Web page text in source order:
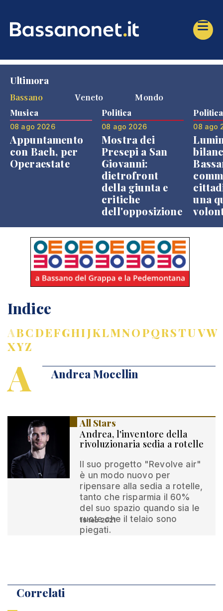
Ultimora
Bassano
Veneto Mondo
Musica
08 ago 2026
Appuntamento
con Bach, per
Operaestate
Politica
08 ago 2026
Mostra dei
Presepi a San
Giovanni:
dietrofront
della giunta e
critiche
dell'opposizione
Politica
08 ago
una
Indice
ABCDEFGHIJKLMNOPQRSTUVW
XYZ
A Andrea Mocellin
All Stars
Andrea, l'inventore della
rivoluzionaria sedia a rotelle
Il suo progetto "Revolve air"
è un modo nuovo per
ripensare alla sedia a rotelle,
tanto che risparmia il 60%
del suo spazio quando sia le
ruote che il telaio sono
piegati.
19 feb 2021
Correlati